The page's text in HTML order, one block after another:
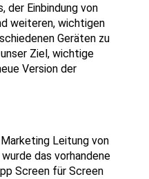
der Einbindung von
weiteren, wichtigen
Geräten zu
Ziel, wichtige
Version der
Leitung von
das vorhandene
Screen für Screen